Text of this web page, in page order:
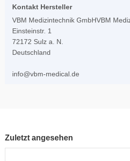
Kontakt Hersteller
VBM Medizintechnik GmbHVBM
Einsteinstr. 1
72172 Sulz a. N.
Deutschland
info@vbm-medical.de
Zuletzt angesehen